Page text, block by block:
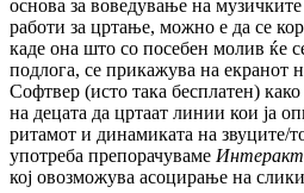
основа за воведување на
работи за цртање, можно е да се
каде она што со посебен молив ќе
подлога, се при­ка­жу­ва на екранот
Софтвер (исто така бесплатен)
на децата да цртаат ли­нии кои ја
ри­тамот и динамиката на звуците/
употреба препорачуваме Интер
кој овоз­­можува асоцирање на